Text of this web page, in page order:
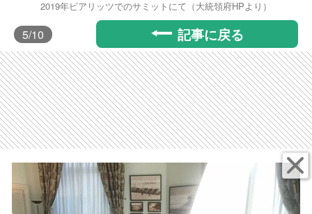
2019年ビアリッツでのサミットにて（大統領府HPより）
5/10 記事に戻る